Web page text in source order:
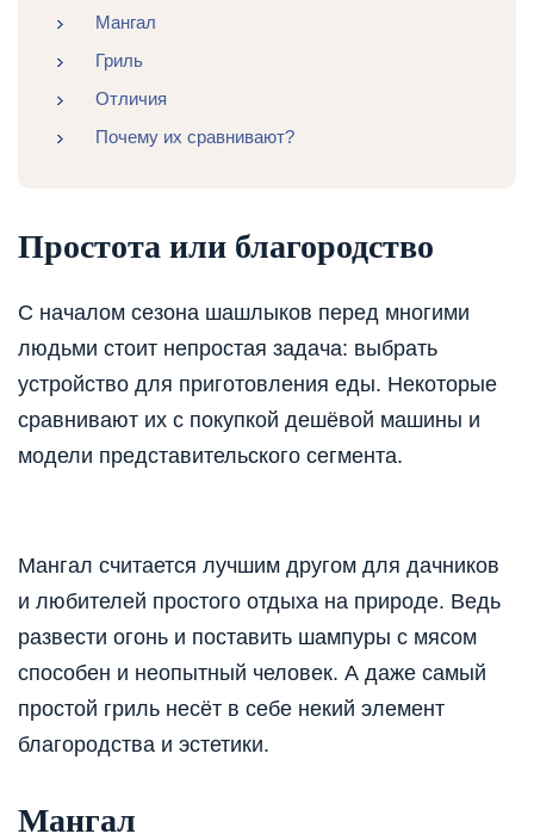
Мангал
Гриль
Отличия
Почему их сравнивают?
Простота или благородство
С началом сезона шашлыков перед многими
людьми стоит непростая задача: выбрать
устройство для приготовления еды. Некоторые
сравнивают их с покупкой дешёвой машины и
модели представительского сегмента.
Мангал считается лучшим другом для дачников
и любителей простого отдыха на природе. Ведь
развести огонь и поставить шампуры с мясом
способен и неопытный человек. А даже самый
простой гриль несёт в себе некий элемент
благородства и эстетики.
Мангал